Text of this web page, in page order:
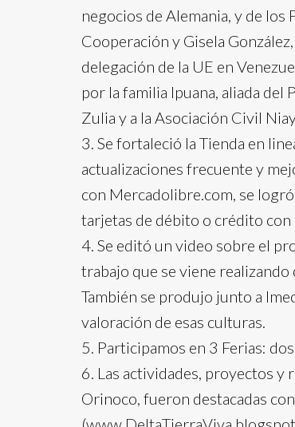
negocios de Alemania, y de los
Cooperación y Gisela
delegación de la UE en
por la familia Ipuana, aliada
Zulia y a la Asociación Civil
3. Se fortaleció la Tienda en
actualizaciones frecuente y
con Mercadolibre.com, se
tarjetas de débito o crédito
4. Se editó un video sobre el
trabajo que se viene realizando
También se produjo junto a
valoración de esas culturas.
5. Participamos en 3 Ferias:
6. Las actividades, proyectos y
Orinoco, fueron destacadas